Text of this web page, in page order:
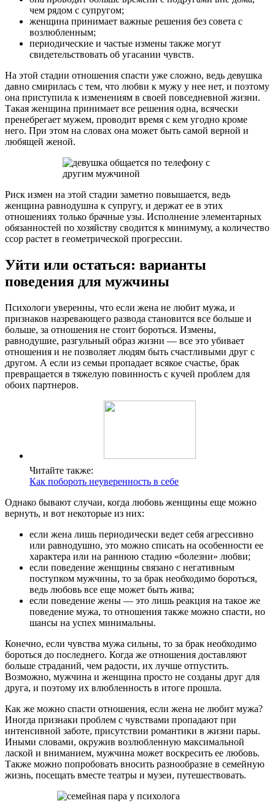
чем рядом с супругом;
женщина принимает важные решения без совета с
возлюбленным;
периодические и частые измены также могут
свидетельствовать об угасании чувств.
На этой стадии отношения спасти уже сложно, ведь девушка
давно смирилась с тем, что любви к мужу у нее нет, и поэтому
она приступила к изменениям в своей повседневной жизни.
Такая женщина принимает все решения одна, всячески
пренебрегает мужем, проводит время с кем угодно кроме
него. При этом на словах она может быть самой верной и
любящей женой.
Риск измен на этой стадии заметно повышается, ведь
женщина равнодушна к супругу, и держат ее в этих
отношениях только брачные узы. Исполнение элементарных
обязанностей по хозяйству сводится к минимуму, а количество
ссор растет в геометрической прогрессии.
Уйти или остаться: варианты
поведения для мужчины
Психологи уверенны, что если жена не любит мужа, и
признаков назревающего развода становится все больше и
больше, за отношения не стоит бороться. Измены,
равнодушие, разгульный образ жизни — все это убивает
отношения и не позволяет людям быть счастливыми друг с
другом. А если из семьи пропадает всякое счастье, брак
превращается в тяжелую повинность с кучей проблем для
обоих партнеров.
Читайте также:
Как побороть неуверенность в себе
Однако бывают случаи, когда любовь женщины еще можно
вернуть, и вот некоторые из них:
если жена лишь периодически ведет себя агрессивно
или равнодушно, это можно списать на особенности ее
характера или на раннюю стадию «болезни» любви;
если поведение женщины связано с негативным
поступком мужчины, то за брак необходимо бороться,
ведь любовь все еще может быть жива;
если поведение жены — это лишь реакция на такое же
поведение мужа, то отношения также можно спасти, но
шансы на успех минимальны.
Конечно, если чувства мужа сильны, то за брак необходимо
бороться до последнего. Когда же отношения доставляют
больше страданий, чем радости, их лучше отпустить.
Возможно, мужчина и женщина просто не созданы друг для
друга, и поэтому их влюбленность в итоге прошла.
Как же можно спасти отношения, если жена не любит мужа?
Иногда признаки проблем с чувствами пропадают при
интенсивной заботе, присутствии романтики в жизни пары.
Иными словами, окружив возлюбленную максимальной
лаской и вниманием, мужчина может воскресить ее любовь.
Также можно попробовать вносить разнообразие в семейную
жизнь, посещать вместе театры и музеи, путешествовать.